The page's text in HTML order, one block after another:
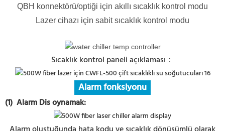
QBH konnektörü/optiği için akıllı sıcaklık kontrol modu
Lazer cihazı için sabit sıcaklık kontrol modu
Sıcaklık kontrol paneli açıklaması：
Alarm fonksiyonu
(1) Alarm Disoynamak: